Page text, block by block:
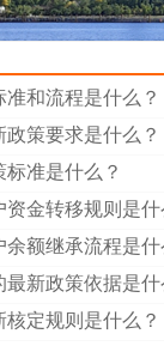
和流程是什么？
策要求是什么？
准是什么？
金转移规则是什
额继承流程是什
新政策依据是什
定规则是什么？